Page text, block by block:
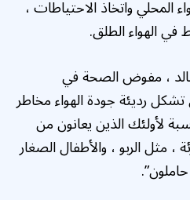
واتخاذ الاحتياطات ،
الهواء الطلق.
، مفوض الصحة في
رديئة جودة الهواء مخاطر
لأولئك الذين يعانون من
مثل الربو ، والأطفال الصغار